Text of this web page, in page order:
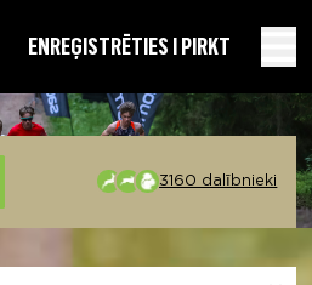
ENREĢISTRĒTIES I PIRKT
3160 dalībnieki